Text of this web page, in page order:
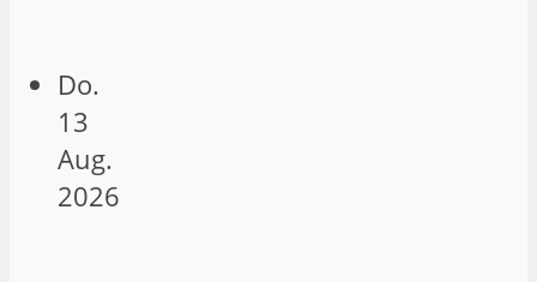
Do.
13
Aug.
2026